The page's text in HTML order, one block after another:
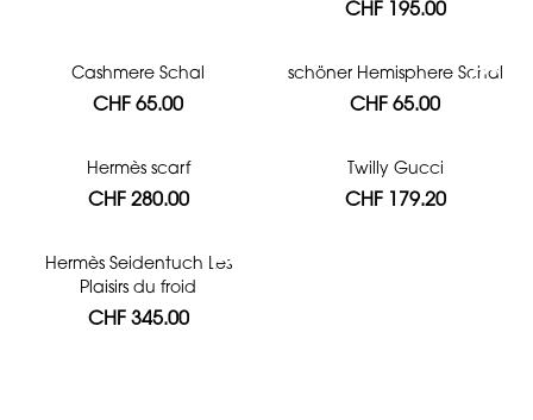
CHF 195.00
Cashmere Schal
CHF 65.00
schöner Hemisphere Schal
CHF 65.00
Hermès scarf
CHF 280.00
Twilly Gucci
CHF 179.20
Hermès Seidentuch Les
Plaisirs du froid
CHF 345.00